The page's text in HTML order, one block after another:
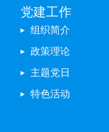
党建工作
组织简介
政策理论
主题党日
特色活动